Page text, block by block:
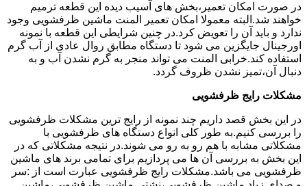
در صورت امکان تعمیر،بخش های آسیب دیده این قطعه ترمیم
خواهند شد.البته معمولا امکان تعمیر المنت ماشین ظرفشویی وجود
ندارد و باید آن را تعویض کرد.در چنین شرایطی این قطعه با نمونه
اورجینال جایگزین می شود تا دستگاه مطابق روال عادی از آب گرم
استفاده کند.خرابی المنت می تواند منجر به گرم نشدن آب و به
دنبال آن،تمیز نشدن ظروف گردد.
مشکلات رایج ظرفشویی
در این بخش قصد داریم چند نمونه از رایج ترین مشکلات ظرفشویی
را بررسی کنیم.به طور کلی انواع دستگاه های ظرفشویی با
مشکلاتی مشابه با هم رو به رو می شوند.در نتیجه مشکلاتی که در
این بخش به بررسی آن ها می پردازیم برای تمامی برند های ماشین
ظرفشویی می باشد.مشکلات رایج ظرفشویی عبارت است از :سر